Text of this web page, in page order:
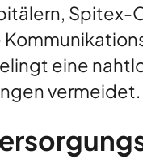
eine
vermeidet.